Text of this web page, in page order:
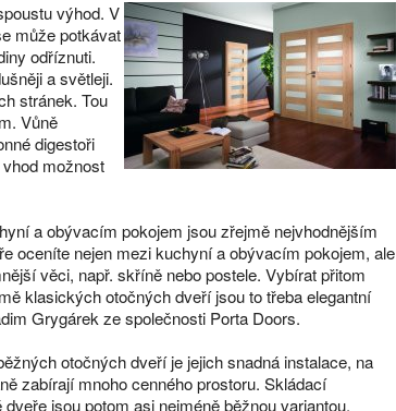
výhod. V
může potkávat
odříznuti.
a světleji.
stránek. Tou
Vůně
digestoři
možnost
a obývacím pokojem jsou zřejmě nejvhodnějším
oceníte nejen mezi kuchyní a obývacím pokojem, ale
věci, např. skříně nebo postele. Vybírat přitom
klasických otočných dveří jsou to třeba elegantní
Grygárek ze společnosti Porta Doors.
otočných dveří je jejich snadná instalace, na
zabírají mnoho cenného prostoru. Skládací
jsou potom asi nejméně běžnou variantou.